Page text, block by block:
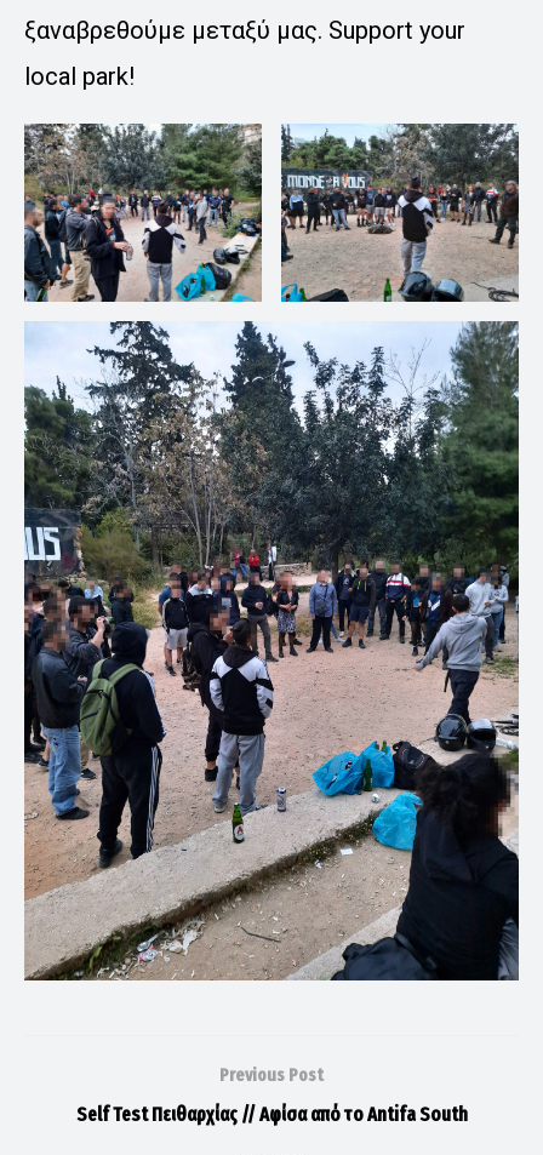
ξαναβρεθούμε μεταξύ μας. Support your
local park!
Previous Post
Self Test Πειθαρχίας // Αφίσα από το Antifa South